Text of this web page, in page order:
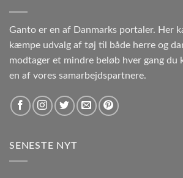
Ganto er en af Danmarks portaler. Her
kæmpe udvalg af tøj til både herre og
modtager et mindre beløb hver gang du
en af vores samarbejdspartnere.
SENESTE NYT